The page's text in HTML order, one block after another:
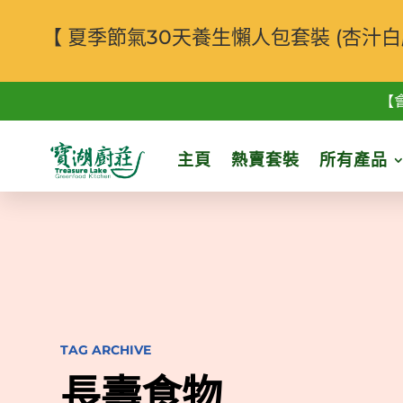
【 夏季節氣30天養生懶人包套裝 (杏汁
主頁 熱賣套裝 所有產品
TAG ARCHIVE